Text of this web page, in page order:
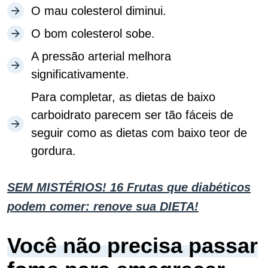
O mau colesterol diminui.
O bom colesterol sobe.
A pressão arterial melhora
significativamente.
Para completar, as dietas de baixo
carboidrato parecem ser tão fáceis de
seguir como as dietas com baixo teor de
gordura.
SEM MISTÉRIOS! 16 Frutas que diabéticos
podem comer: renove sua DIETA!
Você não precisa passar